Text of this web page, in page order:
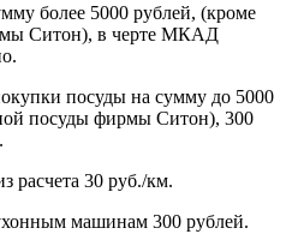
более 5000 рублей, (кроме
Ситон), в черте МКАД
посуды на сумму до 5000
посуды фирмы Ситон), 300
расчета 30 руб./км.
машинам 300 рублей.